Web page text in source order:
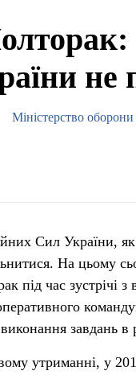
не
Міністерство
Сил України,
На цьому
під час зустрічі
завдань
утриманні, у